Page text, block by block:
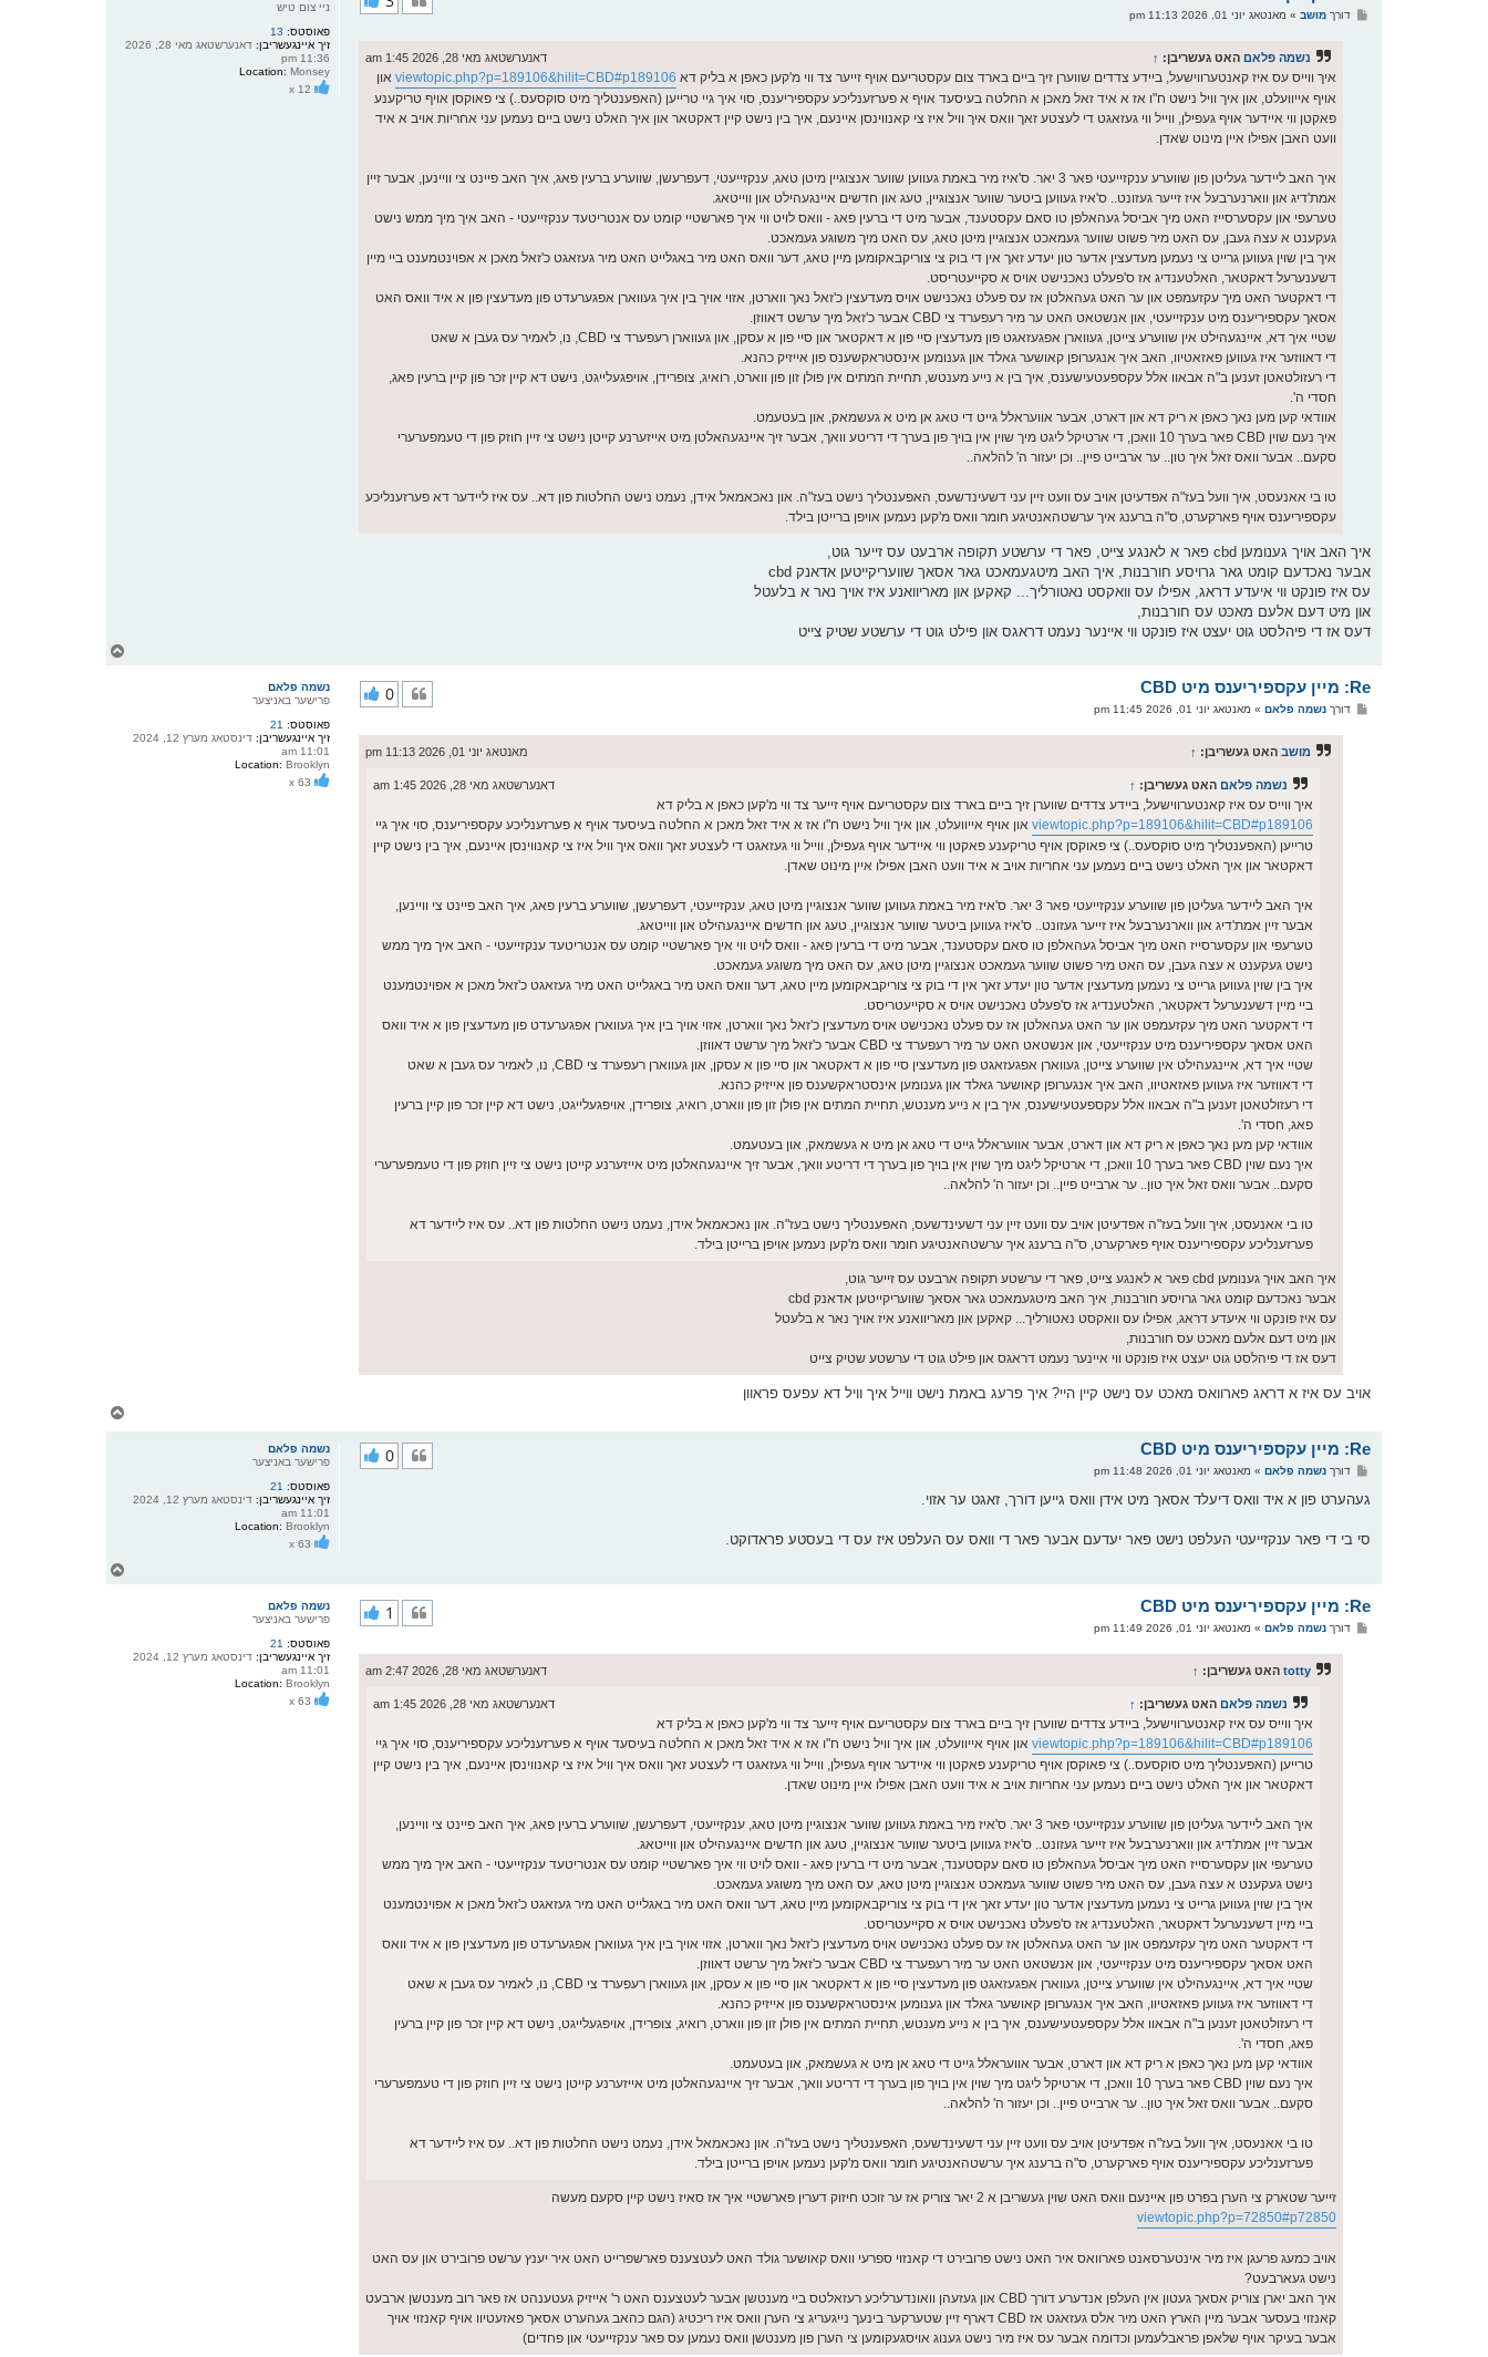
ניי צום טיש
פאוסטס: 13
זיך איינגעשריבן:
דאנערשטאג מאי 28, 2026
11:36 pm
Location: Monsey
פדורך מושב» מאנטאג יוני 01, 2026 11:13 pm
נשמה פלאם האט געשריבן: ↑ דאנערשטאג מאי 28, 2026 1:45 am
איך ווייס עס איז קאנטערווישעל, ביידע צדדים שווערן זיך ביים בארד צום עקסטריעם אויף זייער צד ווי מ'קען כאפן א בליק דא viewtopic.php?p=189106&hilit=CBD#p189106 און
אויף אייוועלט, און איך וויל נישט ח"ו אז א איד זאל מאכן א החלטה בעיסעד אויף א פערזענליכע עקספיריענס, סוי איך גיי טרייען (האפענטליך מיט סוקסעס..) צי פאוקסן אויף טריקענע
פאקטן ווי איידער אויף געפילן, ווייל ווי געזאגט די לעצטע זאך וואס איך וויל איז צי קאנווינסן איינעם, איך בין נישט קיין דאקטאר און איך האלט נישט ביים נעמען עני אחריות אויב א איד
וועט האבן אפילו איין מינוט שאדן.
איך האב ליידער געליטן פון שווערע ענקזייעטי פאר 3 יאר. ס'איז מיר באמת געווען שווער אנצוגיין מיטן טאג, ענקזייעטי, דעפרעשן, שווערע ברעין פאג, איך האב פיינט צי וויינען, אבער זיין
אמת'דיג און ווארנערבעל איז זייער געזונט.. ס'איז געווען ביטער שווער אנצוגיין, טעג און חדשים איינגעהילט און ווייטאג.
טערעפי און עקסערסייז האט מיך אביסל געהאלפן טו סאם עקסטענד, אבער מיט די ברעין פאג - וואס לויט ווי איך פארשטיי קומט עס אנטריטעד ענקזייעטי - האב איך מיך ממש נישט
געקענט א עצה געבן, עס האט מיר פשוט שווער געמאכט אנצוגיין מיטן טאג, עס האט מיך משוגע געמאכט.
איך בין שוין געווען גרייט צי נעמען מעדעצין אדער טון יעדע זאך אין די בוק צי צוריקבאקומען מיין טאג, דער וואס האט מיר באגלייט האט מיר געזאגט כ'זאל מאכן א אפוינטמענט ביי מיין
דשענערעל דאקטאר, האלטענדיג אז ס'פעלט נאכנישט אויס א סקייעטריסט.
די דאקטער האט מיך עקזעמפט און ער האט געהאלטן אז עס פעלט נאכנישט אויס מעדעצין כ'זאל נאך ווארטן, אזוי אויך בין איך געווארן אפגערעדט פון מעדעצין פון א איד וואס האט
אסאך עקספיריענס מיט ענקזייעטי, און אנשטאט האט ער מיר רעפערד צי CBD אבער כ'זאל מיך ערשט דאווזן.
שטיי איך דא, איינגעהילט אין שווערע צייטן, געווארן אפגעזאגט פון מעדעצין סיי פון א דאקטאר און סיי פון א עסקן, און געווארן רעפערד צי CBD, נו, לאמיר עס געבן א שאט
די דאווזער איז געווען פאזאטיוו, האב איך אנגערופן קאושער גאלד און גענומען אינסטראקשענס פון אייזיק כהנא.
די רעזולטאטן זענען ב"ה אבאוו אלל עקספעטעישענס, איך בין א נייע מענטש, תחיית המתים אין פולן זון פון ווארט, רואיג, צופרידן, אויפגעלייגט, נישט דא קיין זכר פון קיין ברעין פאג,
חסדי ה'.
אוודאי קען מען נאך כאפן א ריק דא און דארט, אבער אוועראלל גייט די טאג אן מיט א געשמאק, און בעטעמט.
איך נעם שוין CBD פאר בערך 10 וואכן, די ארטיקל ליגט מיך שוין אין בויך פון בערך די דריטע וואך, אבער זיך איינגעהאלטן מיט אייזערנע קייטן נישט צי זיין חוזק פון די טעמפערערי
סקעם.. אבער וואס זאל איך טון.. ער ארבייט פיין.. וכן יעזור ה' להלאה..
טו בי אאנעסט, איך וועל בעז"ה אפדעיטן אויב עס וועט זיין עני דשעינדשעס, האפענטליך נישט בעז"ה. און נאכאמאל אידן, נעמט נישט החלטות פון דא.. עס איז ליידער דא פערזענליכע
עקספיריענס אויף פארקערט, ס"ה ברענג איך ערשטהאנטיגע חומר וואס מ'קען נעמען אויפן ברייטן בילד.
איך האב אויך גענומען cbd פאר א לאנגע צייט, פאר די ערשטע תקופה ארבעט עס זייער גוט,
אבער נאכדעם קומט גאר גרויסע חורבנות, איך האב מיטגעמאכט גאר אסאך שוועריקייטען אדאנק cbd
עס איז פונקט ווי איעדע דראג, אפילו עס וואקסט נאטורליך... קאקען און מאריוואנע איז אויך נאר א בלעטל
און מיט דעם אלעם מאכט עס חורבנות,
דעס אז די פיהלסט גוט יעצט איז פונקט ווי איינער נעמט דראגס און פילט גוט די ערשטע שטיק צייט
נשמה פלאם
פרישער באניצער
פאוסטס: 21
זיך איינגעשריבן:
דינסטאג מערץ 12, 2024
11:01 am
Location: Brooklyn
Re: מיין עקספיריענס מיט CBD 0
פדורך נשמה פלאם» מאנטאג יוני 01, 2026 11:45 pm
מושב האט געשריבן: ↑ מאנטאג יוני 01, 2026 11:13 pm
נשמה פלאם האט געשריבן: ↑ דאנערשטאג מאי 28, 2026 1:45 am
איך ווייס עס איז קאנטערווישעל, ביידע צדדים שווערן זיך ביים בארד צום עקסטריעם אויף זייער צד ווי מ'קען כאפן א בליק דא
viewtopic.php?p=189106&hilit=CBD#p189106 און אויף אייוועלט, און איך וויל נישט ח"ו אז א איד זאל מאכן א החלטה בעיסעד אויף א פערזענליכע עקספיריענס, סוי איך גיי
טרייען (האפענטליך מיט סוקסעס..) צי פאוקסן אויף טריקענע פאקטן ווי איידער אויף געפילן, ווייל ווי געזאגט די לעצטע זאך וואס איך וויל איז צי קאנווינסן איינעם, איך בין נישט קיין
דאקטאר און איך האלט נישט ביים נעמען עני אחריות אויב א איד וועט האבן אפילו איין מינוט שאדן.
איך האב ליידער געליטן פון שווערע ענקזייעטי פאר 3 יאר. ס'איז מיר באמת געווען שווער אנצוגיין מיטן טאג, ענקזייעטי, דעפרעשן, שווערע ברעין פאג, איך האב פיינט צי וויינען,
אבער זיין אמת'דיג און ווארנערבעל איז זייער געזונט.. ס'איז געווען ביטער שווער אנצוגיין, טעג און חדשים איינגעהילט און ווייטאג.
טערעפי און עקסערסייז האט מיך אביסל געהאלפן טו סאם עקסטענד, אבער מיט די ברעין פאג - וואס לויט ווי איך פארשטיי קומט עס אנטריטעד ענקזייעטי - האב איך מיך ממש
נישט געקענט א עצה געבן, עס האט מיר פשוט שווער געמאכט אנצוגיין מיטן טאג, עס האט מיך משוגע געמאכט.
איך בין שוין געווען גרייט צי נעמען מעדעצין אדער טון יעדע זאך אין די בוק צי צוריקבאקומען מיין טאג, דער וואס האט מיר באגלייט האט מיר געזאגט כ'זאל מאכן א אפוינטמענט
ביי מיין דשענערעל דאקטאר, האלטענדיג אז ס'פעלט נאכנישט אויס א סקייעטריסט.
די דאקטער האט מיך עקזעמפט און ער האט געהאלטן אז עס פעלט נאכנישט אויס מעדעצין כ'זאל נאך ווארטן, אזוי אויך בין איך געווארן אפגערעדט פון מעדעצין פון א איד וואס
האט אסאך עקספיריענס מיט ענקזייעטי, און אנשטאט האט ער מיר רעפערד צי CBD אבער כ'זאל מיך ערשט דאווזן.
שטיי איך דא, איינגעהילט אין שווערע צייטן, געווארן אפגעזאגט פון מעדעצין סיי פון א דאקטאר און סיי פון א עסקן, און געווארן רעפערד צי CBD, נו, לאמיר עס געבן א שאט
די דאווזער איז געווען פאזאטיוו, האב איך אנגערופן קאושער גאלד און גענומען אינסטראקשענס פון אייזיק כהנא.
די רעזולטאטן זענען ב"ה אבאוו אלל עקספעטעישענס, איך בין א נייע מענטש, תחיית המתים אין פולן זון פון ווארט, רואיג, צופרידן, אויפגעלייגט, נישט דא קיין זכר פון קיין ברעין
פאג, חסדי ה'.
אוודאי קען מען נאך כאפן א ריק דא און דארט, אבער אוועראלל גייט די טאג אן מיט א געשמאק, און בעטעמט.
איך נעם שוין CBD פאר בערך 10 וואכן, די ארטיקל ליגט מיך שוין אין בויך פון בערך די דריטע וואך, אבער זיך איינגעהאלטן מיט אייזערנע קייטן נישט צי זיין חוזק פון די טעמפערערי
סקעם.. אבער וואס זאל איך טון.. ער ארבייט פיין.. וכן יעזור ה' להלאה..
טו בי אאנעסט, איך וועל בעז"ה אפדעיטן אויב עס וועט זיין עני דשעינדשעס, האפענטליך נישט בעז"ה. און נאכאמאל אידן, נעמט נישט החלטות פון דא.. עס איז ליידער דא
פערזענליכע עקספיריענס אויף פארקערט, ס"ה ברענג איך ערשטהאנטיגע חומר וואס מ'קען נעמען אויפן ברייטן בילד.
איך האב אויך גענומען cbd פאר א לאנגע צייט, פאר די ערשטע תקופה ארבעט עס זייער גוט,
אבער נאכדעם קומט גאר גרויסע חורבנות, איך האב מיטגעמאכט גאר אסאך שוועריקייטען אדאנק cbd
עס איז פונקט ווי איעדע דראג, אפילו עס וואקסט נאטורליך... קאקען און מאריוואנע איז אויך נאר א בלעטל
און מיט דעם אלעם מאכט עס חורבנות,
דעס אז די פיהלסט גוט יעצט איז פונקט ווי איינער נעמט דראגס און פילט גוט די ערשטע שטיק צייט
אויב עס איז א דראג פארוואס מאכט עס נישט קיין היי? איך פרעג באמת נישט ווייל איך וויל דא עפעס פראוון
נשמה פלאם
פרישער באניצער
פאוסטס: 21
זיך איינגעשריבן:
דינסטאג מערץ 12, 2024
11:01 am
Location: Brooklyn
Re: מיין עקספיריענס מיט CBD 0
פ
ו
דורך נשמה פלאם» מאנטאג יוני 01, 2026 11:48 pm
געהערט פון א איד וואס דיעלד אסאך מיט אידן וואס גייען דורך, זאגט ער אזוי.
סי בי די פאר ענקזייעטי העלפט נישט פאר יעדעם אבער פאר די וואס עס העלפט איז עס די בעסטע פראדוקט.
נשמה פלאם
פרישער באניצער
פאוסטס: 21
זיך איינגעשריבן:
דינסטאג מערץ 12, 2024
11:01 am
Location: Brooklyn
Re: מיין עקספיריענס מיט CBD 1
פדורך נשמה פלאם» מאנטאג יוני 01, 2026 11:49 pm
totty האט געשריבן: ↑ דאנערשטאג מאי 28, 2026 2:47 am
נשמה פלאם האט געשריבן: ↑ דאנערשטאג מאי 28, 2026 1:45 am
איך ווייס עס איז קאנטערווישעל, ביידע צדדים שווערן זיך ביים בארד צום עקסטריעם אויף זייער צד ווי מ'קען כאפן א בליק דא
viewtopic.php?p=189106&hilit=CBD#p189106 און אויף אייוועלט, און איך וויל נישט ח"ו אז א איד זאל מאכן א החלטה בעיסעד אויף א פערזענליכע עקספיריענס, סוי איך גיי
טרייען (האפענטליך מיט סוקסעס..) צי פאוקסן אויף טריקענע פאקטן ווי איידער אויף געפילן, ווייל ווי געזאגט די לעצטע זאך וואס איך וויל איז צי קאנווינסן איינעם, איך בין נישט קיין
דאקטאר און איך האלט נישט ביים נעמען עני אחריות אויב א איד וועט האבן אפילו איין מינוט שאדן.
איך האב ליידער געליטן פון שווערע ענקזייעטי פאר 3 יאר. ס'איז מיר באמת געווען שווער אנצוגיין מיטן טאג, ענקזייעטי, דעפרעשן, שווערע ברעין פאג, איך האב פיינט צי וויינען,
אבער זיין אמת'דיג און ווארנערבעל איז זייער געזונט.. ס'איז געווען ביטער שווער אנצוגיין, טעג און חדשים איינגעהילט און ווייטאג.
טערעפי און עקסערסייז האט מיך אביסל געהאלפן טו סאם עקסטענד, אבער מיט די ברעין פאג - וואס לויט ווי איך פארשטיי קומט עס אנטריטעד ענקזייעטי - האב איך מיך ממש
נישט געקענט א עצה געבן, עס האט מיר פשוט שווער געמאכט אנצוגיין מיטן טאג, עס האט מיך משוגע געמאכט.
איך בין שוין געווען גרייט צי נעמען מעדעצין אדער טון יעדע זאך אין די בוק צי צוריקבאקומען מיין טאג, דער וואס האט מיר באגלייט האט מיר געזאגט כ'זאל מאכן א אפוינטמענט
ביי מיין דשענערעל דאקטאר, האלטענדיג אז ס'פעלט נאכנישט אויס א סקייעטריסט.
די דאקטער האט מיך עקזעמפט און ער האט געהאלטן אז עס פעלט נאכנישט אויס מעדעצין כ'זאל נאך ווארטן, אזוי אויך בין איך געווארן אפגערעדט פון מעדעצין פון א איד וואס
האט אסאך עקספיריענס מיט ענקזייעטי, און אנשטאט האט ער מיר רעפערד צי CBD אבער כ'זאל מיך ערשט דאווזן.
שטיי איך דא, איינגעהילט אין שווערע צייטן, געווארן אפגעזאגט פון מעדעצין סיי פון א דאקטאר און סיי פון א עסקן, און געווארן רעפערד צי CBD, נו, לאמיר עס געבן א שאט
די דאווזער איז געווען פאזאטיוו, האב איך אנגערופן קאושער גאלד און גענומען אינסטראקשענס פון אייזיק כהנא.
די רעזולטאטן זענען ב"ה אבאוו אלל עקספעטעישענס, איך בין א נייע מענטש, תחיית המתים אין פולן זון פון ווארט, רואיג, צופרידן, אויפגעלייגט, נישט דא קיין זכר פון קיין ברעין
פאג, חסדי ה'.
אוודאי קען מען נאך כאפן א ריק דא און דארט, אבער אוועראלל גייט די טאג אן מיט א געשמאק, און בעטעמט.
איך נעם שוין CBD פאר בערך 10 וואכן, די ארטיקל ליגט מיך שוין אין בויך פון בערך די דריטע וואך, אבער זיך איינגעהאלטן מיט אייזערנע קייטן נישט צי זיין חוזק פון די טעמפערערי
סקעם.. אבער וואס זאל איך טון.. ער ארבייט פיין.. וכן יעזור ה' להלאה..
טו בי אאנעסט, איך וועל בעז"ה אפדעיטן אויב עס וועט זיין עני דשעינדשעס, האפענטליך נישט בעז"ה. און נאכאמאל אידן, נעמט נישט החלטות פון דא.. עס איז ליידער דא
פערזענליכע עקספיריענס אויף פארקערט, ס"ה ברענג איך ערשטהאנטיגע חומר וואס מ'קען נעמען אויפן ברייטן בילד.
זייער שטארק צי הערן בפרט פון איינעם וואס האט שוין געשריבן א 2 יאר צוריק אז ער זוכט חיזוק דערין פארשטיי איך אז סאיז נישט קיין סקעם מעשה
viewtopic.php?p=72850#p72850
אויב כמעג פרעגן איז מיר אינטערסאנט פארוואס איר האט נישט פרובירט די קאנזוי ספרעי וואס קאושער גולד האט לעטצענס פארשפרייט האט איר יענץ ערשט פרובירט און עס האט
נישט געארבעט?
איך האב יארן צוריק אסאך געטון אין העלפן אנדערע דורך CBD און געזעהן וואונדערליכע רעזאלטס ביי מענטשן אבער לעטצענס האט ר' אייזיק געטענהט אז פאר רוב מענטשן ארבעט
קאנזוי בעסער אבער מיין הארץ האט מיר אלס געזאגט אז CBD דארף זיין שטערקער בינעך נייגעריג צי הערן וואס איז ריכטיג (הגם כהאב געהערט אסאך פאזעטיוו אויף קאנזוי אויך
אבער בעיקר אויף שלאפן פראבלעמען וכדומה אבער עס איז מיר נישט גענוג אויסגעקומען צי הערן פון מענטשן וואס נעמען עס פאר ענקזייעטי און פחדים)